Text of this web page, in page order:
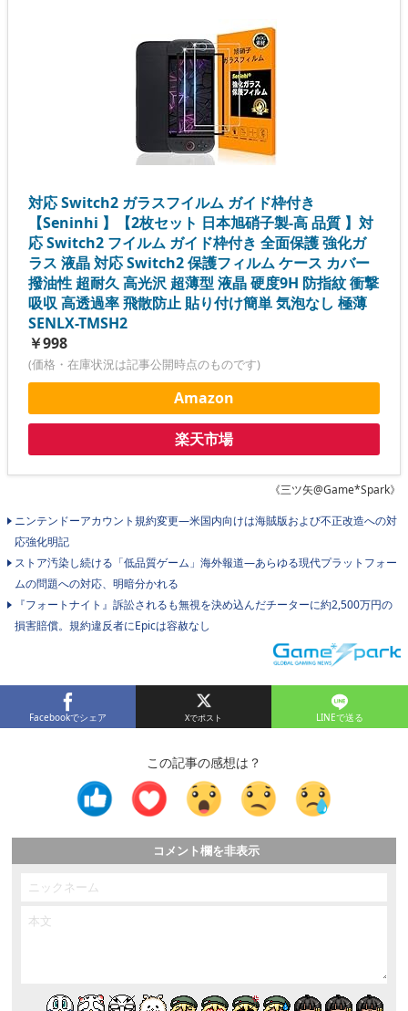
対応 Switch2 ガラスフイルム ガイド枠付き
【Seninhi 】【2枚セット 日本旭硝子製-高 品質 】対
応 Switch2 フイルム ガイド枠付き 全面保護 強化ガ
ラス 液晶 対応 Switch2 保護フィルム ケース カバー
撥油性 超耐久 高光沢 超薄型 液晶 硬度9H 防指紋 衝撃
吸収 高透過率 飛散防止 貼り付け簡単 気泡なし 極薄
SENLX-TMSH2
￥998
(価格・在庫状況は記事公開時点のものです)
Amazon
楽天市場
《三ツ矢@Game*Spark》
ニンテンドーアカウント規約変更―米国内向けは海賊版および不正改造への対
応強化明記
ストア汚染し続ける「低品質ゲーム」海外報道―あらゆる現代プラットフォー
ムの問題への対応、明暗分かれる
『フォートナイト』訴訟されるも無視を決め込んだチーターに約2,500万円の
損害賠償。規約違反者にEpicは容赦なし
Facebookでシェア LINEで送る
この記事の感想は？
コメント欄を非表示